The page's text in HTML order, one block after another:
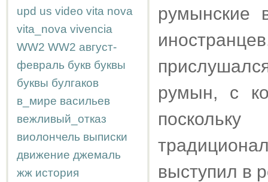
upd us video vita nova
vita_nova vivencia
WW2 WW2 август-
февраль букв буквы
буквы булгаков
в_мире васильев
вежливый_отказ
виолончель выписки
движение джемаль
жж история
румынские
румын, с
выступил в